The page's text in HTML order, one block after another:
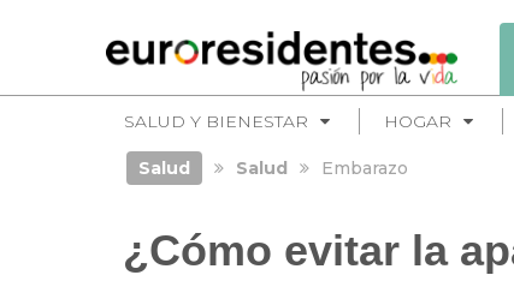
SALUD Y BIENESTAR HOGAR
Salud Salud Embarazo
¿Cómo evitar la